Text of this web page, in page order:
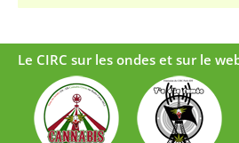
Le CIRC sur les ondes et sur le